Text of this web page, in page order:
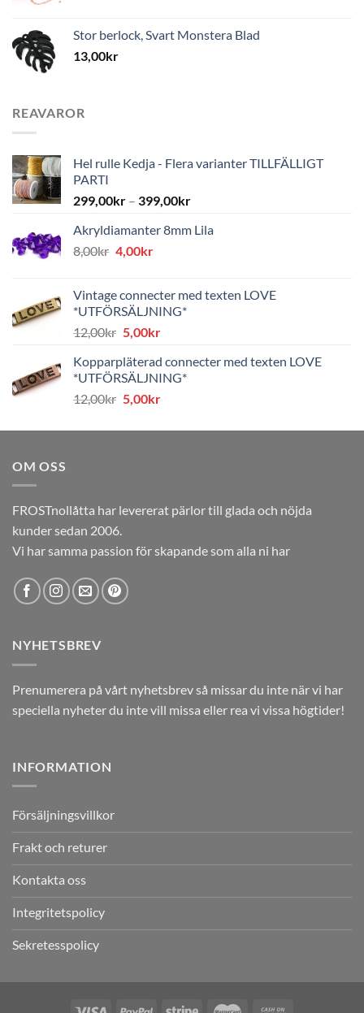
Stor berlock, Svart Monstera Blad
13,00kr
REAVAROR
Hel rulle Kedja - Flera varianter TILLFÄLLIGT
PARTI
299,00kr – 399,00kr
Akryldiamanter 8mm Lila
8,00kr Det
var:
8,00kr.
4,00krDet
är:
4,00kr.
Vintage connecter med texten LOVE
*UTFÖRSÄLJNING*
12,00kr Det
priset
var:
12,00kr.
5,00krDet
priset
är:
5,00kr.
Kopparpläterad connecter med texten LOVE
*UTFÖRSÄLJNING*
12,00kr Det
priset
5,00krDet
priset
OM OSS
FROSTnollåtta har levererat pärlor till glada och nöjda
kunder sedan 2006.
Vi har samma passion för skapande som alla ni har
NYHETSBREV
Prenumerera på vårt nyhetsbrev så missar du inte när vi har
speciella nyheter du inte vill missa eller rea vi vissa högtider!
INFORMATION
Försäljningsvillkor
Frakt och returer
Kontakta oss
Integritetspolicy
Sekretesspolicy